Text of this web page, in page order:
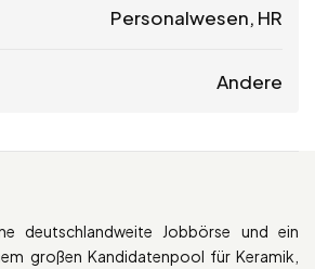
Personalwesen, HR
Andere
deutschlandweite Jobbörse und ein
großen Kandidatenpool für Keramik,